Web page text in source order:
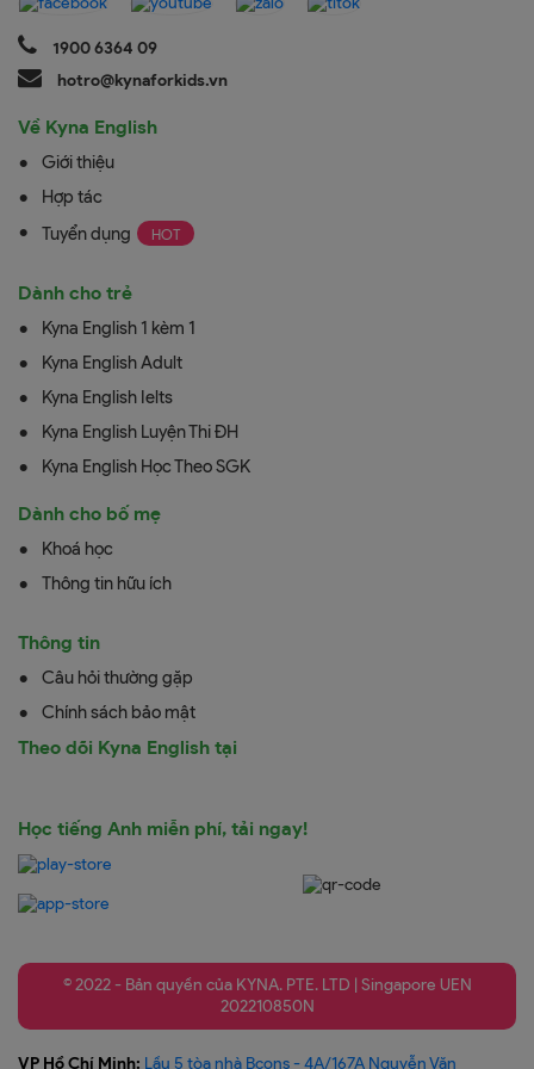
1900 6364 09
hotro@kynaforkids.vn
Về Kyna English
Giới thiệu
Hợp tác
Tuyển dụng
Dành cho trẻ
Kyna English 1 kèm 1
Kyna English Adult
Kyna English Ielts
Kyna English Luyện Thi ĐH
Kyna English Học Theo SGK
Dành cho bố mẹ
Khoá học
Thông tin hữu ích
Thông tin
Câu hỏi thường gặp
Chính sách bảo mật
Theo dõi Kyna English tại
Học tiếng Anh miễn phí, tải ngay!
© 2022 - Bản quyền của KYNA. PTE. LTD | Singapore UEN
202210850N
VP Hồ Chí Minh: Lầu 5 tòa nhà Bcons - 4A/167A Nguyễn Văn